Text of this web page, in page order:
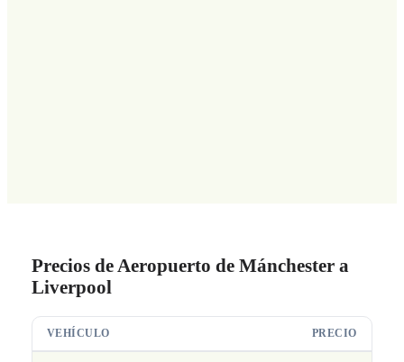
Precios de Aeropuerto de Mánchester a
Liverpool
VEHÍCULO PRECIO